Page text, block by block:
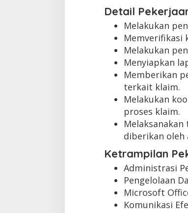
Detail
Melakukan
Memverifikasi
Melakukan
Menyiapkan
Memberikan
terkait klaim.
Melakukan
proses klaim.
diberikan oleh
Ketrampilan
Administrasi
Pengelolaan
Microsoft
Komunikasi